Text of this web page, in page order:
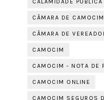
CALAMIDADE PÚBLICA
CÂMARA DE CAMOCIM
CÂMARA DE
CAMOCIM
CAMOCIM - NOTA DE
CAMOCIM ONLINE
CAMOCIM SEGUROS